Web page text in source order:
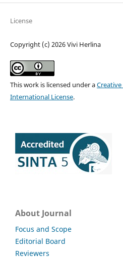
License
Copyright (c) 2026 Vivi Herlina
This work is licensed under a
International License.
About Journal
Focus and Scope
Editorial Board
Reviewers